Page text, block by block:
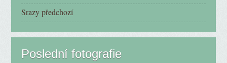
Srazy předchozí
Poslední fotografie